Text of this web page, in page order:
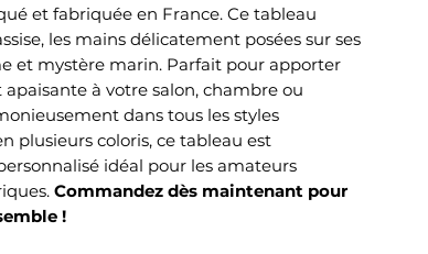
et fabriquée en France. Ce tableau
les mains délicatement posées sur ses
et mystère marin. Parfait pour apporter
à votre salon, chambre ou
dans tous les styles
plusieurs coloris, ce tableau est
idéal pour les amateurs
Commandez dès maintenant pour
!